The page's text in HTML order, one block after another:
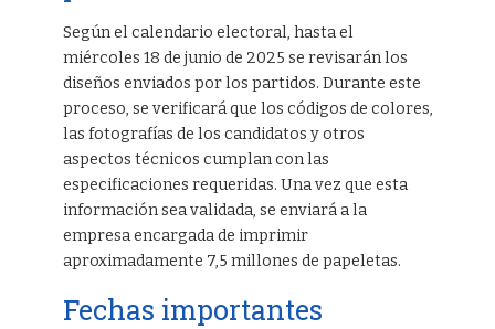
Según el calendario electoral, hasta el
miércoles 18 de junio de 2025 se revisarán los
diseños enviados por los partidos. Durante este
proceso, se verificará que los códigos de colores,
las fotografías de los candidatos y otros
aspectos técnicos cumplan con las
especificaciones requeridas. Una vez que esta
información sea validada, se enviará a la
empresa encargada de imprimir
aproximadamente 7,5 millones de papeletas.
Fechas importantes